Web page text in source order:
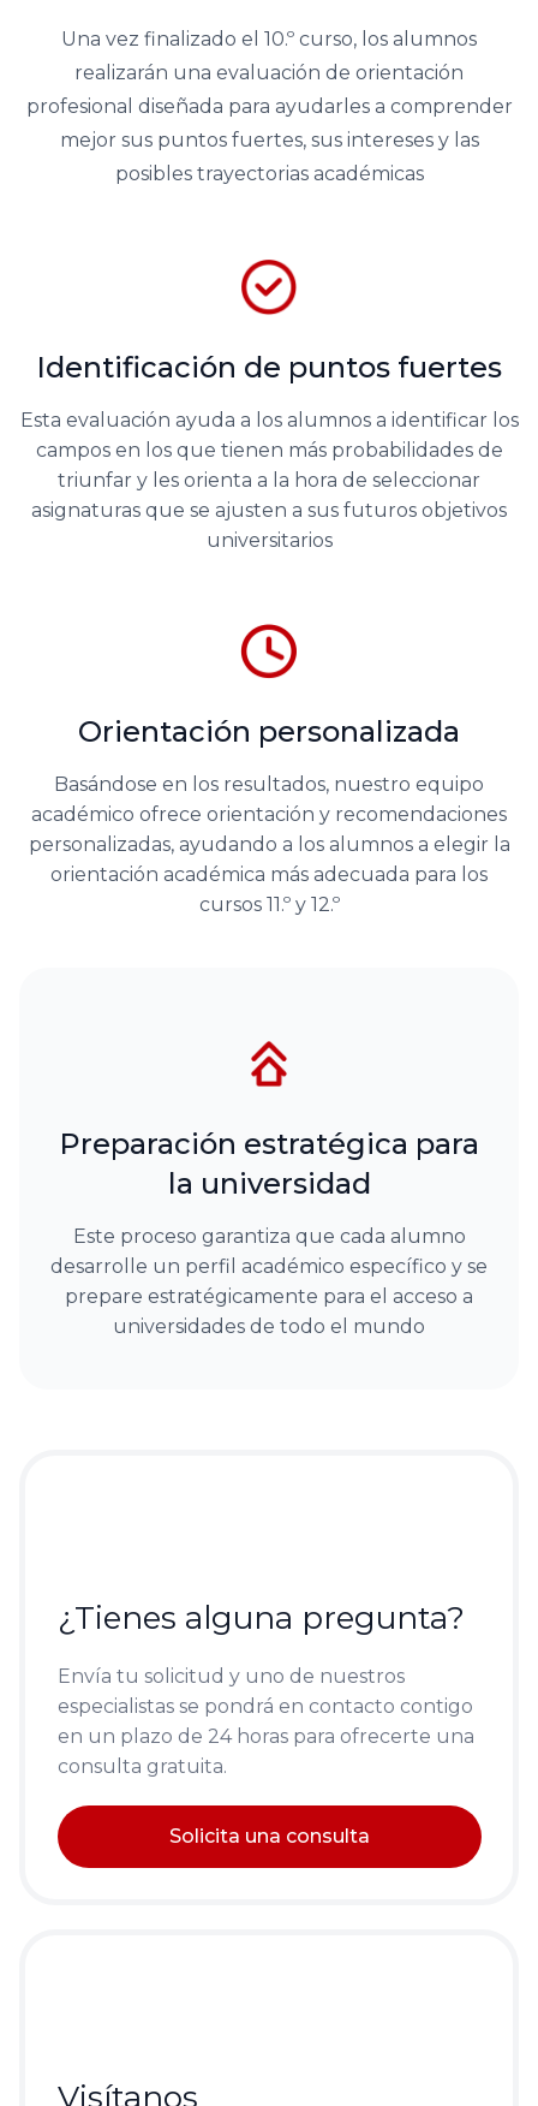
Una vez finalizado el 10.º curso, los alumnos
realizarán una evaluación de orientación
profesional diseñada para ayudarles a comprender
mejor sus puntos fuertes, sus intereses y las
posibles trayectorias académicas
Identificación de puntos fuertes
Esta evaluación ayuda a los alumnos a identificar los
campos en los que tienen más probabilidades de
triunfar y les orienta a la hora de seleccionar
asignaturas que se ajusten a sus futuros objetivos
universitarios
Orientación personalizada
Basándose en los resultados, nuestro equipo
académico ofrece orientación y recomendaciones
personalizadas, ayudando a los alumnos a elegir la
orientación académica más adecuada para los
cursos 11.º y 12.º
Preparación estratégica para
la universidad
Este proceso garantiza que cada alumno
desarrolle un perfil académico específico y se
prepare estratégicamente para el acceso a
universidades de todo el mundo
¿Tienes alguna pregunta?
Envía tu solicitud y uno de nuestros
especialistas se pondrá en contacto contigo
en un plazo de 24 horas para ofrecerte una
consulta gratuita.
Solicita una consulta
Visítanos